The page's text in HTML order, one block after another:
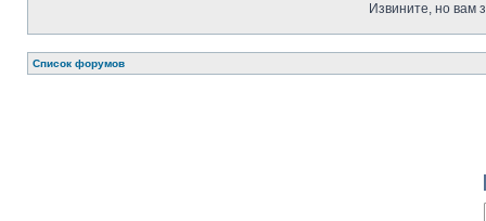
Извините, но вам
Список форумов